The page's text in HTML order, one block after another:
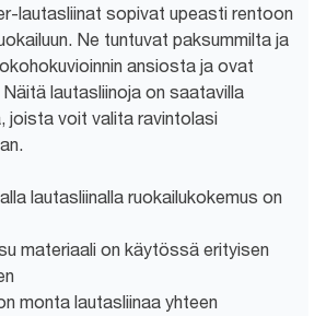
lautasliinat sopivat upeasti rentoon
Ne tuntuvat paksummilta ja
ansiosta ja ovat
lautasliinoja on saatavilla
joista voit valita ravintolasi
lautasliinalla ruokailukokemus on
materiaali on käytössä erityisen
monta lautasliinaa yhteen